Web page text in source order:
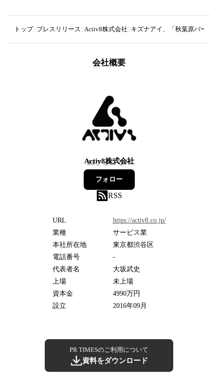
トップ プレスリリース Activ8株式会社 キズナアイ、「秋葉原バーチ
会社概要
Activ8株式会社
33フォロワー
フォロー
RSS
URL
https://activ8.co.jp/
業種
サービス業
本社所在地
東京都渋谷区
電話番号
-
代表者名
大坂武史
上場
未上場
資本金
4990万円
設立
2016年09月
PR TIMESのご利用について
資料をダウンロード